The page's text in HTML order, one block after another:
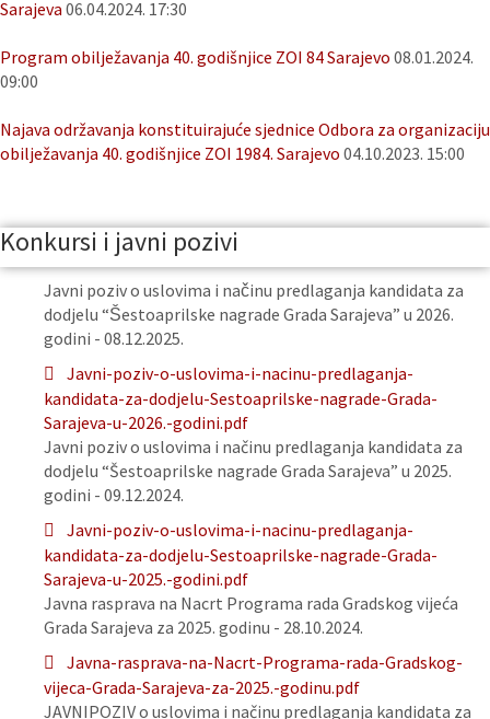
Sarajeva 06.04.2024. 17:30
Program obilježavanja 40. godišnjice ZOI 84 Sarajevo 08.01.2024.
09:00
Najava održavanja konstituirajuće sjednice Odbora za organizaciju
obilježavanja 40. godišnjice ZOI 1984. Sarajevo 04.10.2023. 15:00
Konkursi i javni pozivi
Javni poziv o uslovima i načinu predlaganja kandidata za
dodjelu “Šestoaprilske nagrade Grada Sarajeva” u 2026.
godini - 08.12.2025.
Javni-poziv-o-uslovima-i-nacinu-predlaganja-
kandidata-za-dodjelu-Sestoaprilske-nagrade-Grada-
Sarajeva-u-2026.-godini.pdf
Javni poziv o uslovima i načinu predlaganja kandidata za
dodjelu “Šestoaprilske nagrade Grada Sarajeva” u 2025.
godini - 09.12.2024.
Javni-poziv-o-uslovima-i-nacinu-predlaganja-
kandidata-za-dodjelu-Sestoaprilske-nagrade-Grada-
Sarajeva-u-2025.-godini.pdf
Javna rasprava na Nacrt Programa rada Gradskog vijeća
Grada Sarajeva za 2025. godinu - 28.10.2024.
Javna-rasprava-na-Nacrt-Programa-rada-Gradskog-
vijeca-Grada-Sarajeva-za-2025.-godinu.pdf
JAVNIPOZIV o uslovima i načinu predlaganja kandidata za